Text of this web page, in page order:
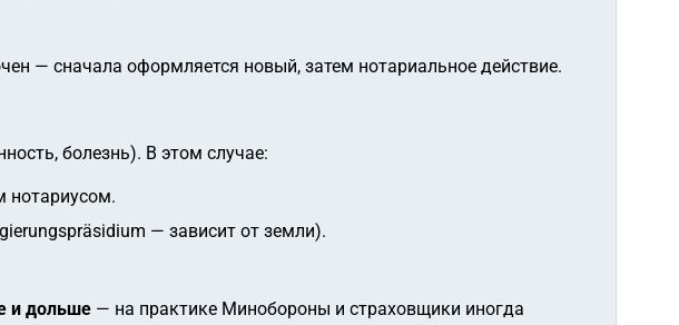
— сначала оформляется новый, затем нотариальное действие.
болезнь). В этом случае:
нотариусом.
— зависит от земли).
и дольше — на практике Минобороны и страховщики иногда